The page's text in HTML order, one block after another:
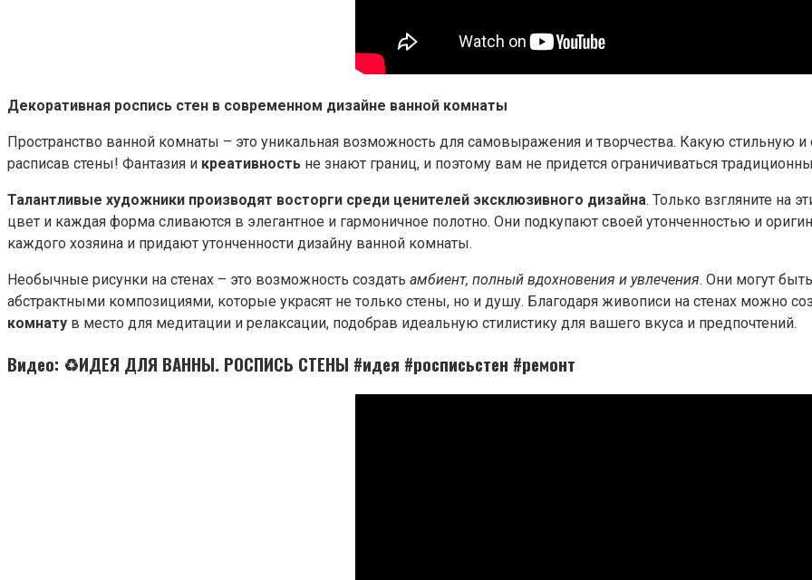
Декоративная роспись стен в современном дизайне ванной комнаты
Пространство ванной комнаты – это уникальная возможность для самовыражения и творчества. Какую стильную
расписав стены! Фантазия и креативность не знают границ, и поэтому вам не придется ограничиваться
Талантливые художники производят восторги среди ценителей эксклюзивного дизайна. Только взгляните на
цвет и каждая форма сливаются в элегантное и гармоничное полотно. Они подкупают своей утонченностью и
каждого хозяина и придают утонченности дизайну ванной комнаты.
Необычные рисунки на стенах – это возможность создать амбиент, полный вдохновения и увлечения. Они могут
абстрактными композициями, которые украсят не только стены, но и душу. Благодаря живописи на стенах можно
комнату в место для медитации и релаксации, подобрав идеальную стилистику для вашего вкуса и предпочтений.
Видео: ♻️ИДЕЯ ДЛЯ ВАННЫ. РОСПИСЬ СТЕНЫ #идея #росписьстен #ремонт